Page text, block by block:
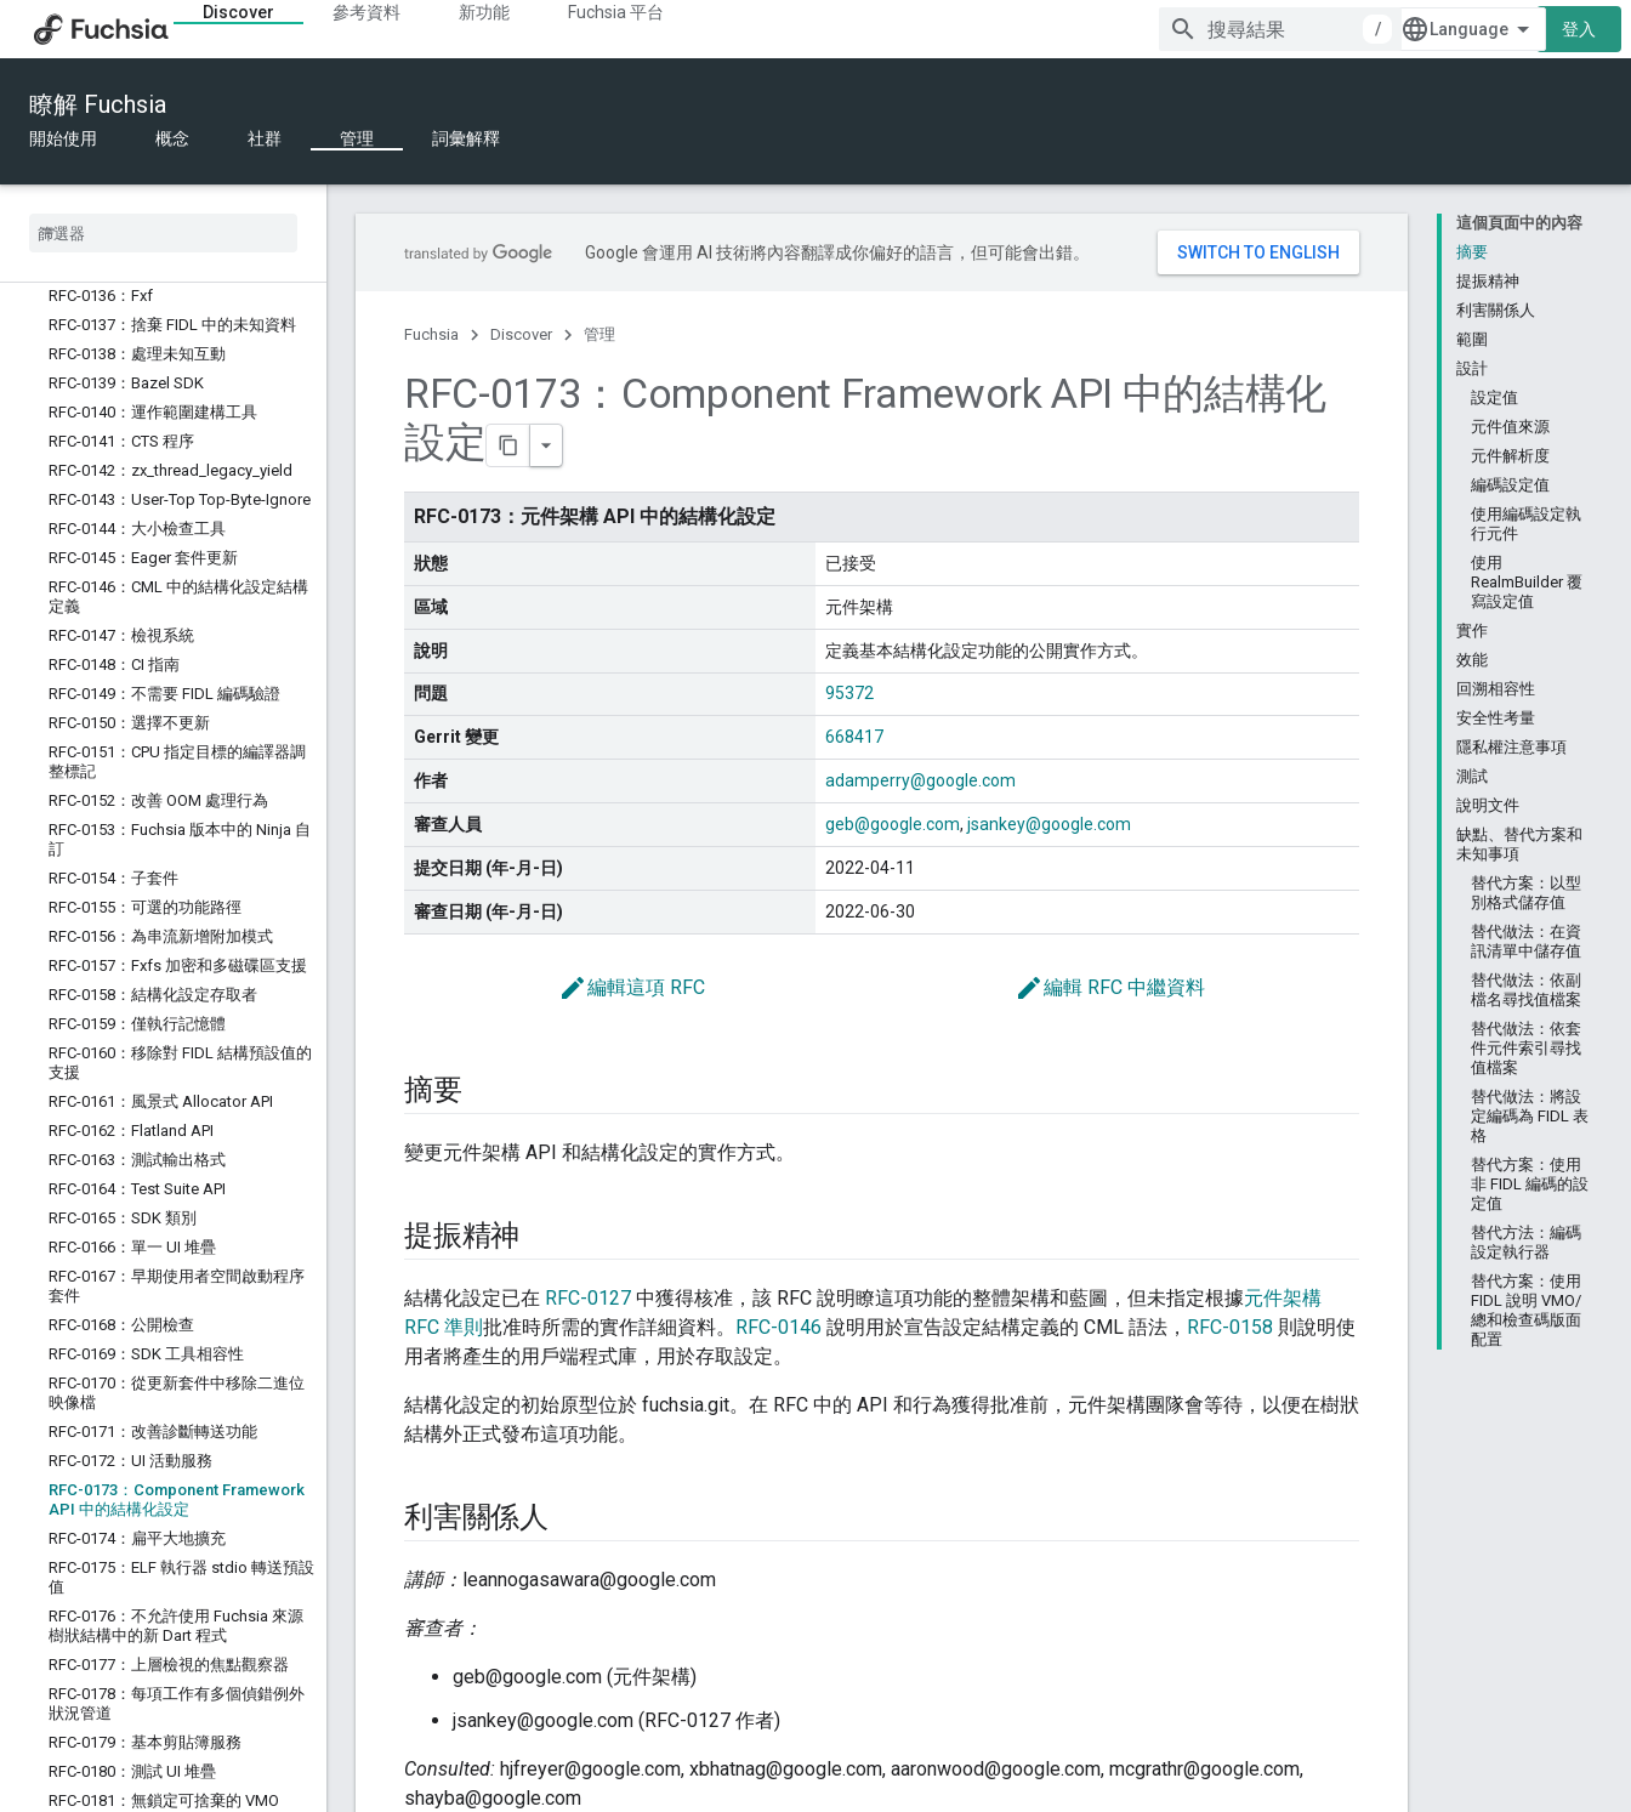
Discover 參考資料 新功能
Fuchsia 平台
/
登入
瞭解 Fuchsia
開始使用 概念 社群 管理 詞彙解釋
RFC-0127：結構化設定
RFC-0128：推出「zx_vcpu_kick」
RFC-0130：支援的硬體
RFC-0131：FIDL 電匯格式的設計原則
RFC-0133：軟體推送目標
RFC-0135：將系統 ABI 修訂版本編碼
RFC-0136：Fxf
RFC-0137：捨棄 FIDL 中的未知資料
RFC-0138：處理未知互動
RFC-0139：Bazel SDK
RFC-0140：運作範圍建構工具
RFC-0141：CTS 程序
RFC-0142：zx _thread legacy yield
RFC-0143：User-Top Top-Byte-Ignore
RFC-0144：大小檢查工具
RFC-0145：Eager 套件更新
RFC-0146：CML 中的結構化設定結構
定義
RFC-0147：檢視系統
RFC-0148：CI 指南
RFC-0149：不需要 FIDL 編碼驗證
RFC-0150：選擇不更新
RFC-0151：CPU 指定目標的編譯器調
整標記
RFC-0152：改善 OOM 處理行為
RFC-0153：Fuchsia 版本中的 Ninja 自
訂
RFC-0154：子套件
RFC-0155：可選的功能路徑
RFC-0156：為串流新增附加模式
RFC-0157：Fxfs 加密和多磁碟區支援
RFC-0158：結構化設定存取者
RFC-0159：僅執行記憶體
RFC-0160：移除對 FIDL 結構預設值的
支援
RFC-0161：風景式 Allocator API
RFC-0162：Flatland API
RFC-0163：測試輸出格式
RFC-0164：Test Suite API
RFC-0165：SDK 類別
RFC-0166：單一 UI 堆疊
RFC-0167：早期使用者空間啟動程序
套件
RFC-0168：公開檢查
RFC-0169：SDK 工具相容性
RFC-0170：從更新套件中移除二進位
映像檔
RFC-0171：改善診斷轉送功能
RFC-0172：UI 活動服務
RFC-0173：Component Framework
API 中的結構化設定
RFC-0174：扁平大地擴充
RFC-0175：ELF 執行器 stdio 轉送預設
值
RFC-0176：不允許使用 Fuchsia 來源
樹狀結構中的新 Dart 程式
RFC-0177：上層檢視的焦點觀察器
RFC-0178：每項工作有多個偵錯例外
狀況管道
RFC-0179：基本剪貼簿服務
RFC-0180：測試 UI 堆疊
RFC-0181：無鎖定可捨棄的 VMO
這個頁面中的內容
摘要
提振精神
利害關係人
範圍
設計
設定值
元件值來源
元件解析度
編碼設定值
使用編碼設定執
行元件
使用
RealmBuilder 覆
寫設定值
實作
效能
回溯相容性
安全性考量
隱私權注意事項
測試
說明文件
缺點、替代方案和
未知事項
替代方案：以型
別格式儲存值
替代做法：在資
訊清單中儲存值
替代做法：依副
檔名尋找值檔案
替代做法：依套
件元件索引尋找
值檔案
替代做法：將設
定編碼為 FIDL 表
格
替代方案：使用
非 FIDL 編碼的設
定值
替代方法：編碼
設定執行器
替代方案：使用
FIDL 說明 VMO/
總和檢查碼版面
配置
Google 會運用 AI 技術將內容翻譯成你偏好的語言，但可能會出錯。
Fuchsia Discover 管理
RFC-0173：Component Framework API 中的結構化
設定
RFC-0173：元件架構 API 中的結構化設定
狀態 已接受
區域 元件架構
說明 定義基本結構化設定功能的公開實作方式。
問題 95372
Gerrit 變更 668417
作者 adamperry@google.com
審查人員 geb@google.com jsankey@google.com
提交日期 (年-月-日) 2022-04-11
審查日期 (年-月-日) 2022-06-30
edit編輯這項 RFC edit編輯 RFC 中繼資料
摘要
變更元件架構 API 和結構化設定的實作方式。
提振精神
結構化設定已在 RFC-0127 中獲得核准，該 RFC 說明瞭這項功能的整體架構和藍圖，但未指定根據元件架構
RFC 準則批准時所需的實作詳細資料。 RFC-0146 說明用於宣告設定結構定義的 CML 語法， RFC-0158 則說明使
用者將產生的用戶端程式庫，用於存取設定。
結構化設定的初始原型位於 fuchsia.git。在 RFC 中的 API 和行為獲得批准前，元件架構團隊會等待，以便在樹狀
結構外正式發布這項功能。
利害關係人
講師： leannogasawara@google.com
審查者：
geb@google.com (元件架構)
jsankey@google.com (RFC-0127 作者)
Consulted: hjfreyer@google.com, xbhatnag@google.com, aaronwood@google.com, mcgrathr@google.com,
shayba@google.com